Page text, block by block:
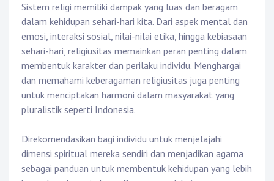
Sistem religi memiliki dampak yang luas dan beragam
dalam kehidupan sehari-hari kita. Dari aspek mental dan
emosi, interaksi sosial, nilai-nilai etika, hingga kebiasaan
sehari-hari, religiusitas memainkan peran penting dalam
membentuk karakter dan perilaku individu. Menghargai
dan memahami keberagaman religiusitas juga penting
untuk menciptakan harmoni dalam masyarakat yang
pluralistik seperti Indonesia.
Direkomendasikan bagi individu untuk menjelajahi
dimensi spiritual mereka sendiri dan menjadikan agama
sebagai panduan untuk membentuk kehidupan yang lebih